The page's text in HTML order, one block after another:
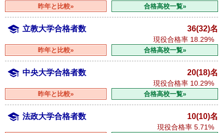
昨年と比較» 合格高校一覧»
立教大学合格者数 36(32)名
現役合格率 18.29%
昨年と比較» 合格高校一覧»
中央大学合格者数 20(18)名
現役合格率 10.29%
昨年と比較» 合格高校一覧»
法政大学合格者数 10(10)名
現役合格率 5.71%